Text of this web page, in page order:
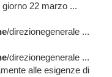
22 marzo ...
/direzionegenerale ...
/direzionegenerale ...
alle esigenze di